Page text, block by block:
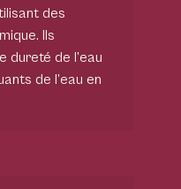
des
Ils
dureté de l’eau
de l’eau en